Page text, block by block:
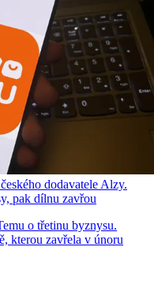
dodavatele Alzy.
pak dílnu zavřou
o třetinu byznysu.
kterou zavřela v únoru